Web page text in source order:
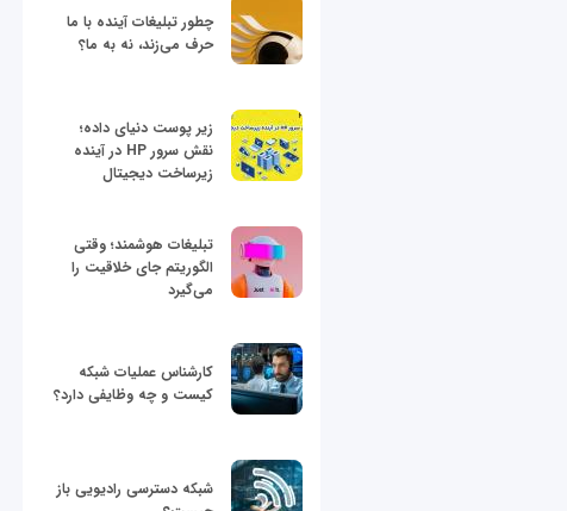
چطور تبلیغات آینده با ما
حرف می‌زند، نه به ما؟
زیر پوست دنیای داده؛
نقش سرور HP در آینده
زیرساخت دیجیتال
تبلیغات هوشمند؛ وقتی
الگوریتم جای خلاقیت را
می‌گیرد
کارشناس عملیات شبکه
کیست و چه وظایفی دارد؟
شبکه دسترسی رادیویی باز